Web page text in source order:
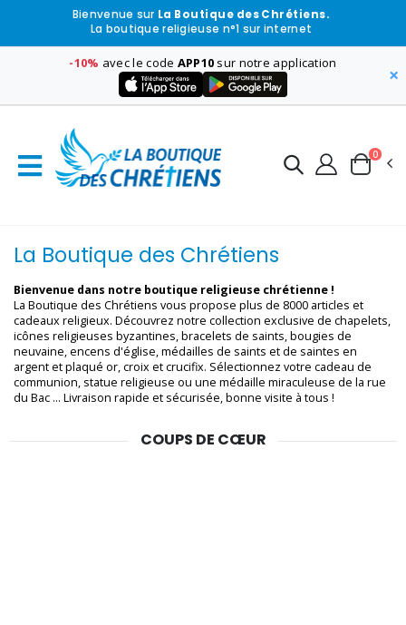
Bienvenue sur La Boutique des Chrétiens.
La boutique religieuse n°1 sur internet
-10% avec le code APP10 sur notre application
×
0
La Boutique des Chrétiens
Bienvenue dans notre boutique religieuse chrétienne !
La Boutique des Chrétiens vous propose plus de 8000 articles et
cadeaux religieux. Découvrez notre collection exclusive de chapelets,
icônes religieuses byzantines, bracelets de saints, bougies de
neuvaine, encens d'église, médailles de saints et de saintes en
argent et plaqué or, croix et crucifix. Sélectionnez votre cadeau de
communion, statue religieuse ou une médaille miraculeuse de la rue
du Bac ... Livraison rapide et sécurisée, bonne visite à tous !
COUPS DE CŒUR